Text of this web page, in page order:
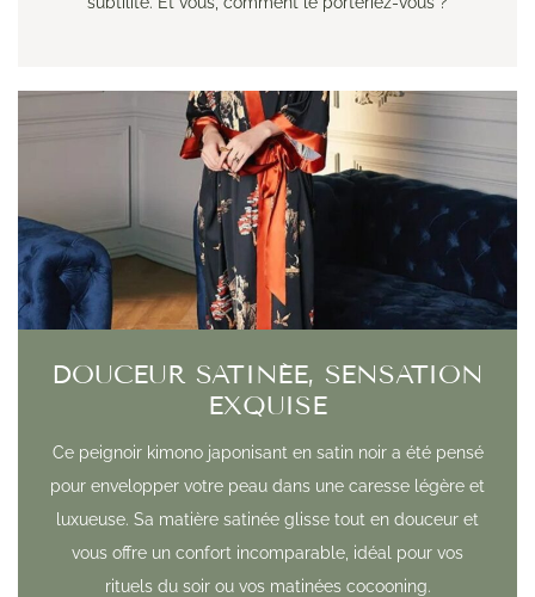
DOUCEUR SATINÉE, SENSATION
EXQUISE
Ce peignoir kimono japonisant en satin noir a été pensé
pour envelopper votre peau dans une caresse légère et
luxueuse. Sa matière satinée glisse tout en douceur et
vous offre un confort incomparable, idéal pour vos
rituels du soir ou vos matinées cocooning.